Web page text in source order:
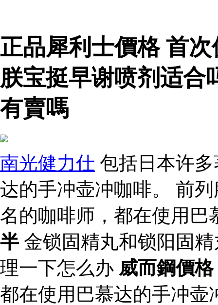
正品犀利士價格 首
朕宝挺早谢喷剂适合
有賣嗎
南光健力仕 包括日本许
达的手冲壶冲咖啡。 前
名的咖啡师，都在使用巴
半 金锁固精丸和锁阳固
理一下怎么办 威而鋼價格
都在使用巴慕达的手冲壶